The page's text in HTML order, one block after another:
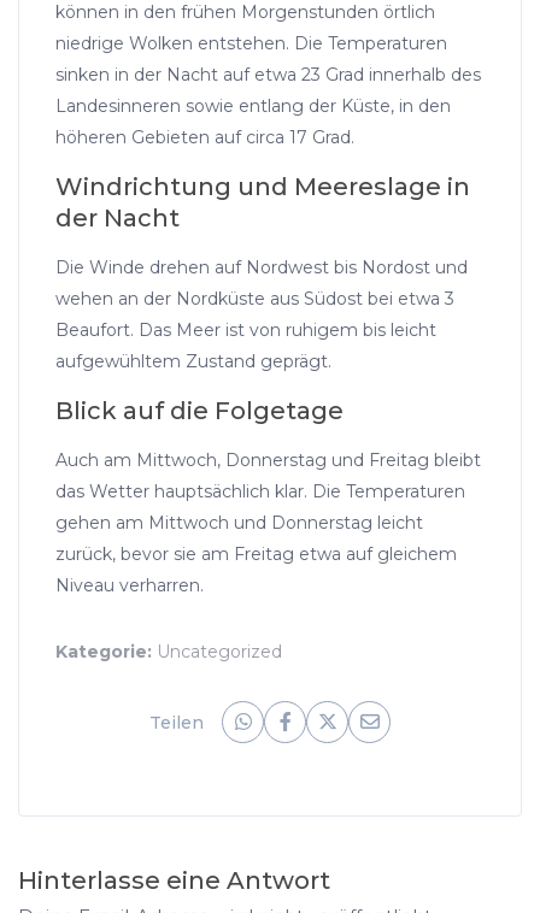
können in den frühen Morgenstunden örtlich
niedrige Wolken entstehen. Die Temperaturen
sinken in der Nacht auf etwa 23 Grad innerhalb des
Landesinneren sowie entlang der Küste, in den
höheren Gebieten auf circa 17 Grad.
Windrichtung und Meereslage in
der Nacht
Die Winde drehen auf Nordwest bis Nordost und
wehen an der Nordküste aus Südost bei etwa 3
Beaufort. Das Meer ist von ruhigem bis leicht
aufgewühltem Zustand geprägt.
Blick auf die Folgetage
Auch am Mittwoch, Donnerstag und Freitag bleibt
das Wetter hauptsächlich klar. Die Temperaturen
gehen am Mittwoch und Donnerstag leicht
zurück, bevor sie am Freitag etwa auf gleichem
Niveau verharren.
Kategorie: Uncategorized
Teilen
Hinterlasse eine Antwort